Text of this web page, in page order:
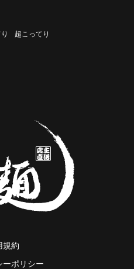
超こってり
規約
ーポリシー